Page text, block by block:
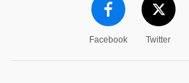
Facebook Twitter